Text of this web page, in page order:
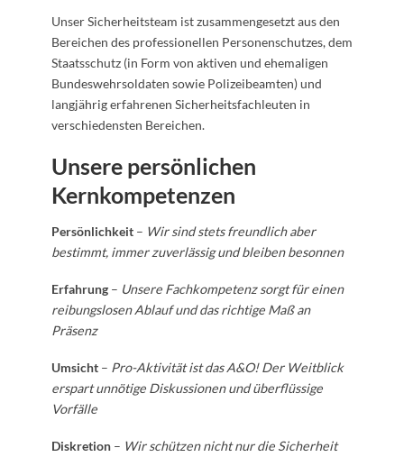
Unser Sicherheitsteam ist zusammengesetzt aus den
Bereichen des professionellen Personenschutzes, dem
Staatsschutz (in Form von aktiven und ehemaligen
Bundeswehrsoldaten sowie Polizeibeamten) und
langjährig erfahrenen Sicherheitsfachleuten in
verschiedensten Bereichen.
Unsere persönlichen
Kernkompetenzen
Persönlichkeit– Wir sind stets freundlich aber
bestimmt, immer zuverlässig und bleiben besonnen
Erfahrung– Unsere Fachkompetenz sorgt für einen
reibungslosen Ablauf und das richtige Maß an
Präsenz
Umsicht – Pro-Aktivität ist das A&O! Der Weitblick
erspart unnötige Diskussionen und überflüssige
Vorfälle
Diskretion– Wir schützen nicht nur die Sicherheit